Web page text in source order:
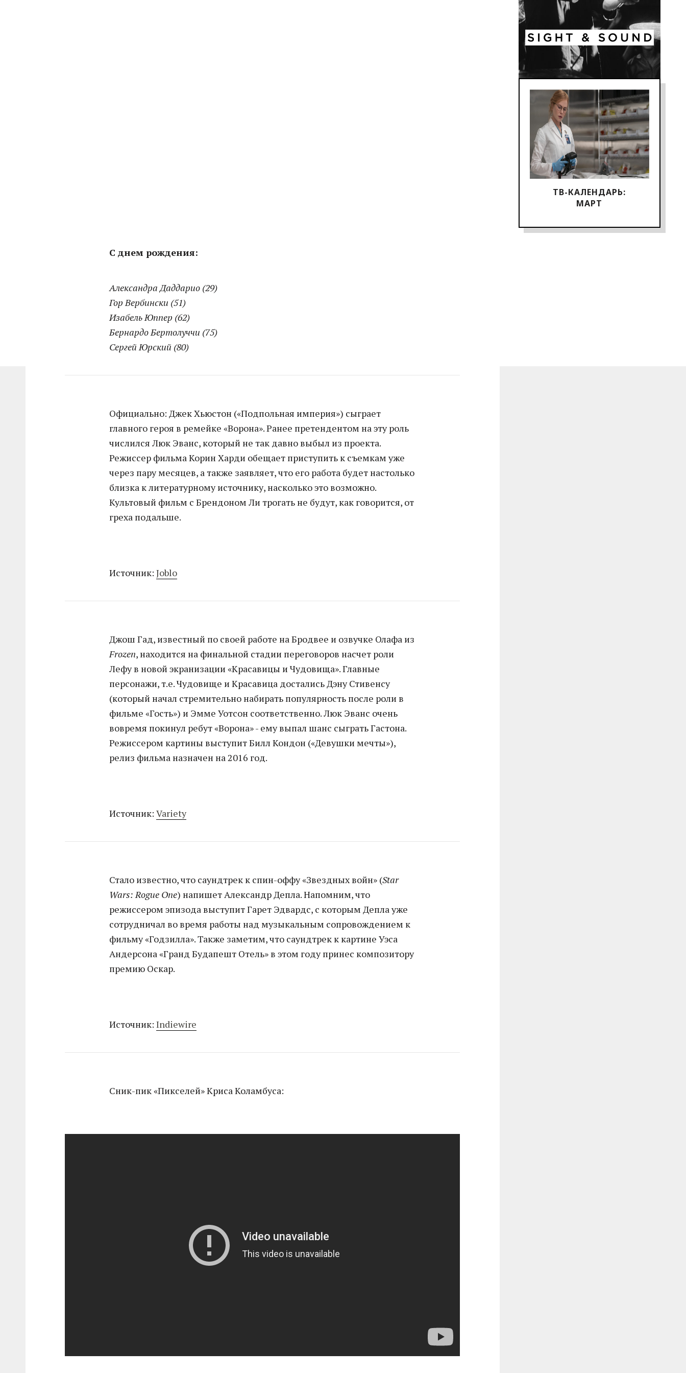
ТВ-КАЛЕНДАРЬ:
МАРТ
С днем рождения:
Александра Даддарио (29)
Гор Вербински (51)
Изабель Юппер (62)
Бернардо Бертолуччи (75)
Сергей Юрский (80)
Официально: Джек Хьюстон («Подпольная империя») сыграет
главного героя в ремейке «Ворона». Ранее претендентом на эту роль
числился Люк Эванс, который не так давно выбыл из проекта.
Режиссер фильма Корин Харди обещает приступить к съемкам уже
через пару месяцев, а также заявляет, что его работа будет настолько
близка к литературному источнику, насколько это возможно.
Культовый фильм с Брендоном Ли трогать не будут, как говорится, от
греха подальше.
Источник:Joblo
Джош Гад, известный по своей работе на Бродвее и озвучке Олафа из
Frozen, находится на финальной стадии переговоров насчет роли
Лефу в новой экранизации «Красавицы и Чудовища». Главные
персонажи, т.е. Чудовище и Красавица достались Дэну Стивенсу
(который начал стремительно набирать популярность после роли в
фильме «Гость») и Эмме Уотсон соответственно. Люк Эванс очень
вовремя покинул ребут «Ворона» - ему выпал шанс сыграть Гастона.
Режиссером картины выступит Билл Кондон («Девушки мечты»),
релиз фильма назначен на 2016 год.
Источник:Variety
Стало известно, что саундтрек к спин-оффу «Звездных войн» (Star
Wars: Rogue One) напишет Александр Депла. Напомним, что
режиссером эпизода выступит Гарет Эдвардс, с которым Депла уже
сотрудничал во время работы над музыкальным сопровождением к
фильму «Годзилла». Также заметим, что саундтрек к картине Уэса
Андерсона «Гранд Будапешт Отель» в этом году принес композитору
премию Оскар.
Источник:Indiewire
Сник-пик «Пикселей» Криса Коламбуса: